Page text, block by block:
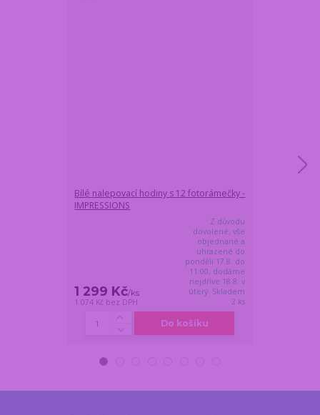
Bílé nalepovací hodiny s 12 fotorámečky -
IMPRESSIONS
1 299 Kč/ks
1 074 Kč bez DPH
Z důvodu
dovolené, vše
objednané a
uhrazené do
pondělí 17.8. do
11:00, dodáme
nejdříve 18.8. v
úterý. Skladem
2 ks
Do košíku